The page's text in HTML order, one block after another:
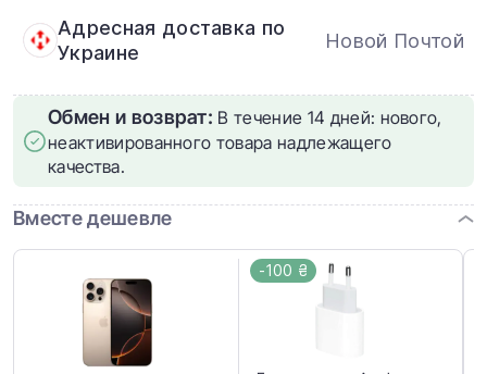
Адресная доставка по
Украине
Новой Почтой
Обмен и возврат: В течение 14 дней: нового,
неактивированного товара надлежащего
качества.
Вместе дешевле
-100 ₴